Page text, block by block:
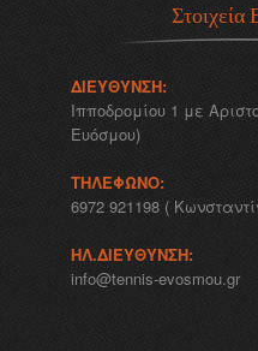
Στοιχεία
ΔΙΕΎΘΥΝΣΗ:
Ιπποδρομίου 1 με
Ευόσμου)
ΤΗΛΈΦΩΝΟ:
6972 921198 (
ΗΛ.ΔΙΕΎΘΥΝΣΗ:
info@tennis-evosmou.gr